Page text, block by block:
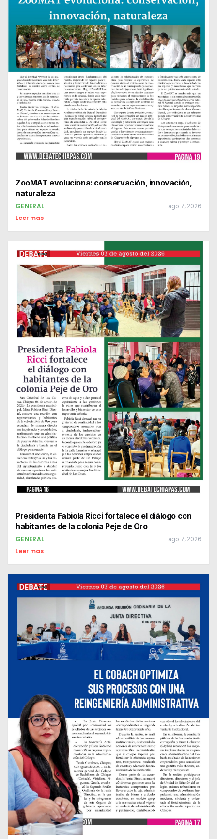
ZooMAT evoluciona: conservación, innovación,
naturaleza
GENERAL ago 7, 2026
Leer mas
Presidenta Fabiola Ricci fortalece el diálogo con
habitantes de la colonia Peje de Oro
GENERAL ago 7, 2026
Leer mas